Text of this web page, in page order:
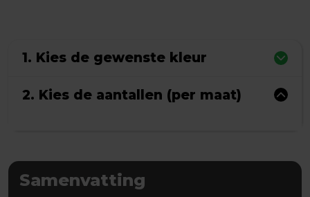
1. Kies de gewenste kleur
2. Kies de aantallen (per maat)
Samenvatting